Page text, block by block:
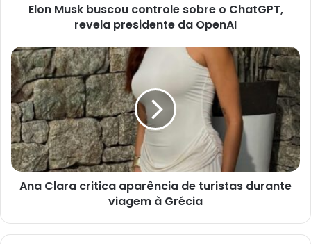
Elon Musk buscou controle sobre o ChatGPT,
revela presidente da OpenAI
Ana Clara critica aparência de turistas durante
viagem à Grécia